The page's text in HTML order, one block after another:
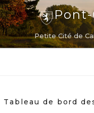
Aller
au
contenu
principal
Petite Cité de
Tableau de bord